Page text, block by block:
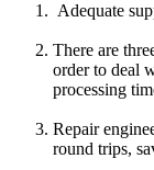
Adequate
There are
order to deal
processing
Repair
round trips,